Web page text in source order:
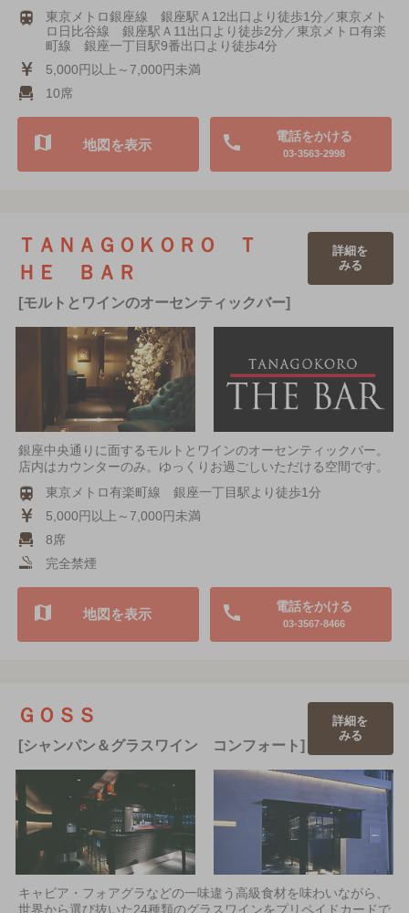
東京メトロ銀座線 銀座駅Ａ12出口より徒歩1分／東京メト
ロ日比谷線 銀座駅Ａ11出口より徒歩2分／東京メトロ有楽
町線 銀座一丁目駅9番出口より徒歩4分
5,000円以上～7,000円未満
10席
電話をかける
03-3563-2998
地図を表示
ＴＡＮＡＧＯＫＯＲＯ Ｔ
ＨＥ ＢＡＲ
[モルトとワインのオーセンティックバー]
詳細を
みる
銀座中央通りに面するモルトとワインのオーセンティックバー。
店内はカウンターのみ。ゆっくりお過ごしいただける空間です。
東京メトロ有楽町線 銀座一丁目駅より徒歩1分
5,000円以上～7,000円未満
8席
完全禁煙
電話をかける
03-3567-8466
地図を表示
ＧＯＳＳ
[シャンパン＆グラスワイン コンフォート]
詳細を
みる
キャビア・フォアグラなどの一味違う高級食材を味わいながら、
世界から選び抜いた24種類のグラスワインをプリペイドカードで